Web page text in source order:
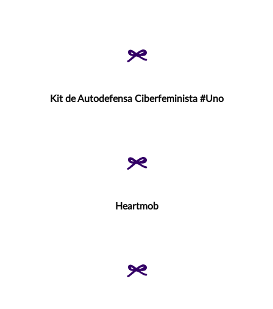
Kit de Autodefensa Ciberfeminista #Uno
Heartmob